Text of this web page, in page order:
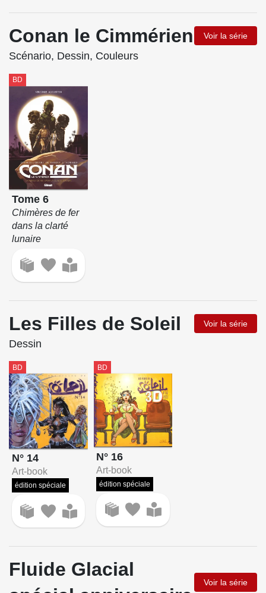
Conan le Cimmérien Voir la série
Scénario, Dessin, Couleurs
BD
Tome 6
Chimères de fer
dans la clarté
lunaire
Les Filles de Soleil Voir la série
Dessin
BD
N° 14
Art-book
édition spéciale
BD
N° 16
Art-book
édition spéciale
Fluide Glacial
Voir la série